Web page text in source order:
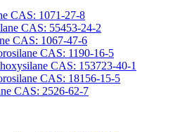
CAS: 1071-27-8
CAS: 55453-24-2
CAS: 1067-47-6
CAS: 1190-16-5
CAS: 153723-40-1
CAS: 18156-15-5
CAS: 2526-62-7